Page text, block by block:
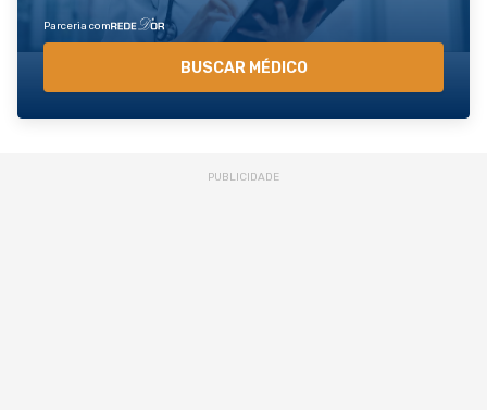
Parceria com
BUSCAR MÉDICO